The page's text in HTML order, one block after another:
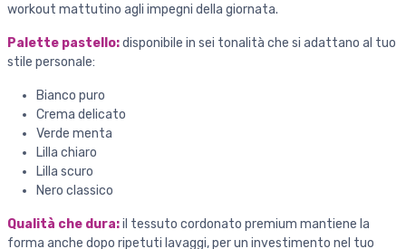
workout mattutino agli impegni della giornata.
Palette pastello:disponibile in sei tonalità che si adattano al tuo
stile personale:
Bianco puro
Crema delicato
Verde menta
Lilla chiaro
Lilla scuro
Nero classico
Qualità che dura:il tessuto cordonato premium mantiene la
forma anche dopo ripetuti lavaggi, per un investimento nel tuo